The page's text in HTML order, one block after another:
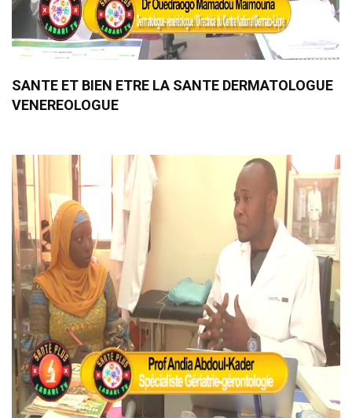
SANTE ET BIEN ETRE LA SANTE DERMATOLOGUE
VENEREOLOGUE